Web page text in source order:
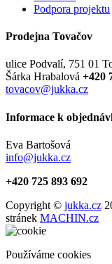
Podpora projektu
Prodejna Tovačov
ulice Podvalí, 751 01
Šárka Hrabalová +420
tovacov@jukka.cz
Informace k
Eva Bartošová
info@jukka.cz
+420 725 893 692
Copyright © jukka.cz
stránek MACHIN.cz
Používáme cookies